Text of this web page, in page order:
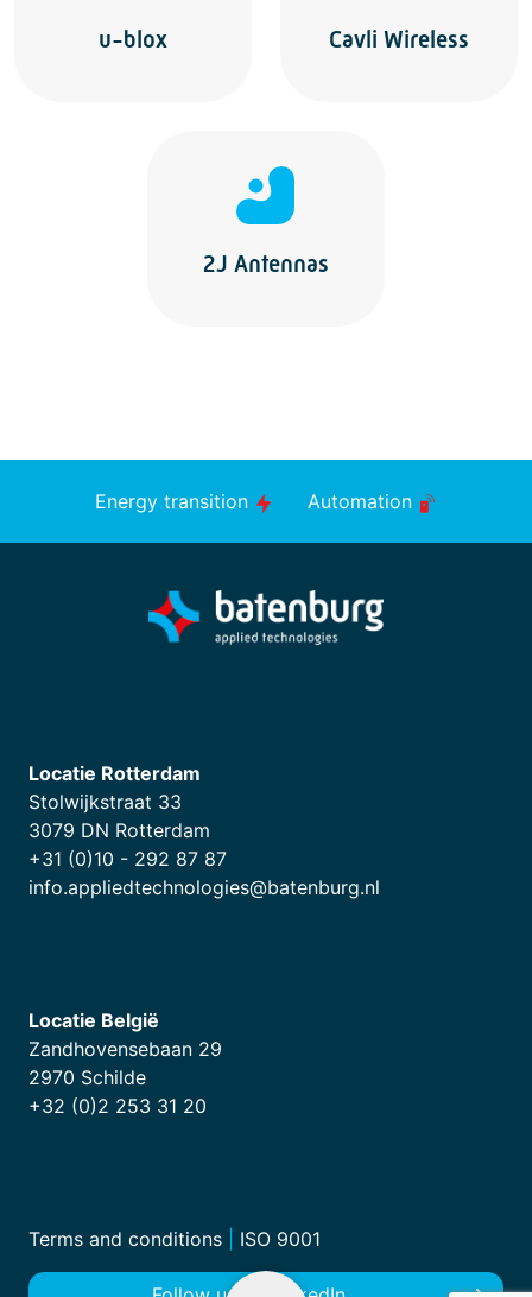
u-blox Cavli Wireless
2J Antennas
Energy transition Automation
Locatie Rotterdam
Stolwijkstraat 33
3079 DN Rotterdam
+31 (0)10 - 292 87 87
info.appliedtechnologies@batenburg.nl
Locatie België
Zandhovensebaan 29
2970 Schilde
+32 (0)2 253 31 20
Terms and conditions ISO 9001